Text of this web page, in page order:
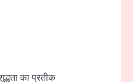
का प्रतीक